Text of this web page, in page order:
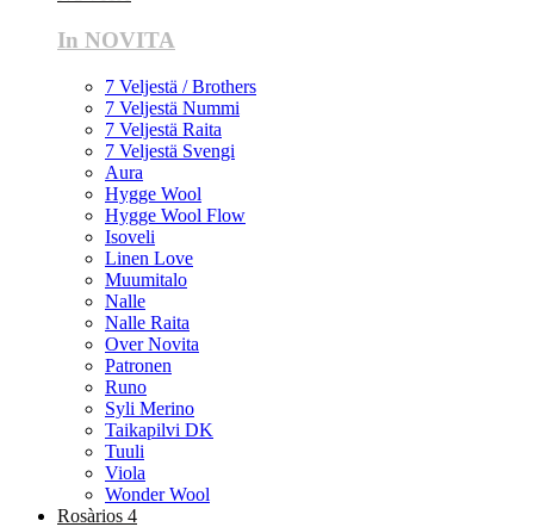
In NOVITA
7 Veljestä / Brothers
7 Veljestä Nummi
7 Veljestä Raita
7 Veljestä Svengi
Aura
Hygge Wool
Hygge Wool Flow
Isoveli
Linen Love
Muumitalo
Nalle
Nalle Raita
Over Novita
Patronen
Runo
Syli Merino
Taikapilvi DK
Tuuli
Viola
Wonder Wool
Rosàrios 4